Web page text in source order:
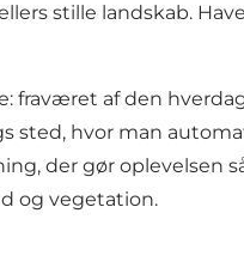
stille landskab.
af den
sted, hvor man
der gør
og vegetation.